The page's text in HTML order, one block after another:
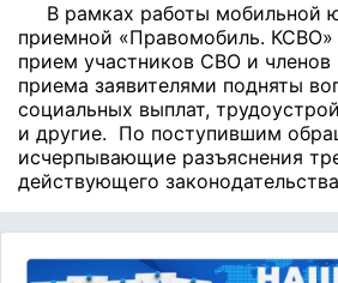
В рамках работы мобильной
приемной «Правомобиль. КСВО»
прием участников СВО и
приема заявителями подняты
социальных выплат,
и другие. По поступившим
исчерпывающие разъяснения
действующего